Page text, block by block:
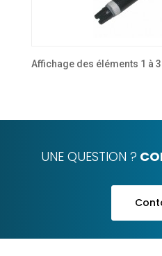
Affichage des éléments 1 à
UNE QUESTION ?